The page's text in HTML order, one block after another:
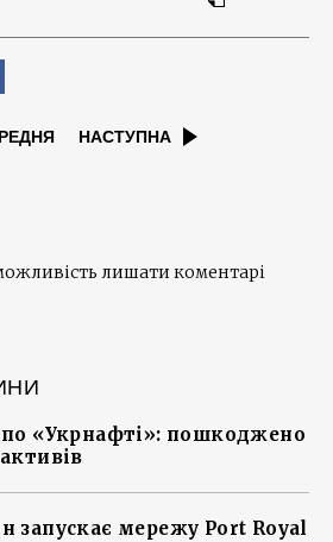
НАСТУПНА
лишати коментарі
«Укрнафті»: пошкоджено
запускає мережу Port Royal